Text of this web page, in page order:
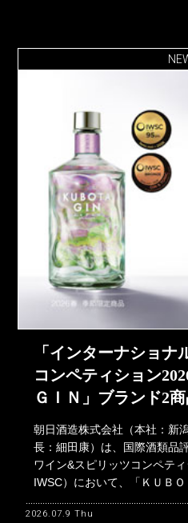
「インターナショ
コンペティション
ＧＩＮ」ブランド2
朝日酒造株式会社（本社：新
長：細田康）は、国際酒類品
ワイン&スピリッツコンペテ
IWSC）において、「ＫＵＢＯ
2026.07.9 Thu